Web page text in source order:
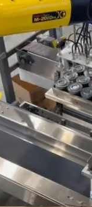
EMPACADORAS